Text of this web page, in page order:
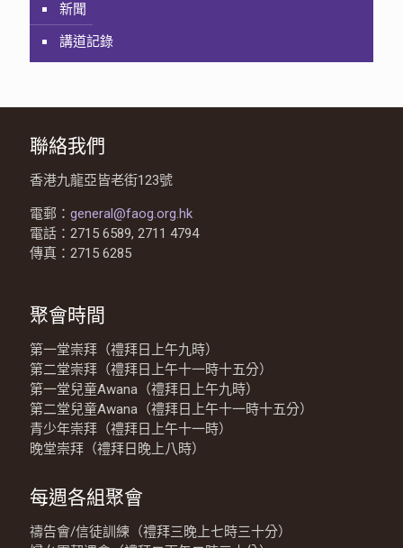
新聞
講道記錄
聯絡我們
香港九龍亞皆老街123號
電郵： general@faog.org.hk
電話：2715 6589, 2711 4794
傳真：2715 6285
聚會時間
第一堂崇拜（禮拜日上午九時）
第二堂崇拜（禮拜日上午十一時十五分）
第一堂兒童Awana（禮拜日上午九時）
第二堂兒童Awana（禮拜日上午十一時十五分）
青少年崇拜（禮拜日上午十一時）
晚堂崇拜（禮拜日晚上八時）
每週各組聚會
禱告會/信徒訓練（禮拜三晚上七時三十分）